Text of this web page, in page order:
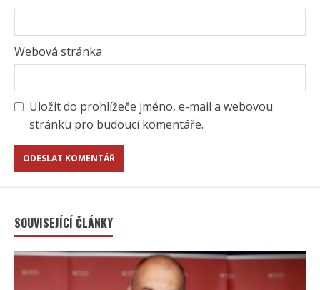
Webová stránka
Uložit do prohlížeče jméno, e-mail a webovou
stránku pro budoucí komentáře.
SOUVISEJÍCÍ ČLÁNKY